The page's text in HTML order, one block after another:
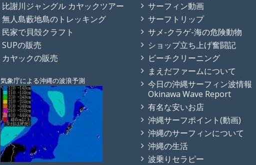
比謝川ジャングル カヤックツアー
無人島藪地島のトレッキング
民家で貝殻クラフト
SUPの販売
カヤックの販売
気象庁による沖縄の波浪予測
サーフィン動画
サーフトリップ
サメ-クラゲ-海の危険動物
ショップ立ち上げ奮闘記
ビーチクリーニング
まえだファームについて
今日の沖縄サーフィン波情報
Okinawa Wave Report
有名な安いお店
沖縄サーフポイント(動画)
沖縄のサーフィンについて
沖縄の生活
波乗りセラピー